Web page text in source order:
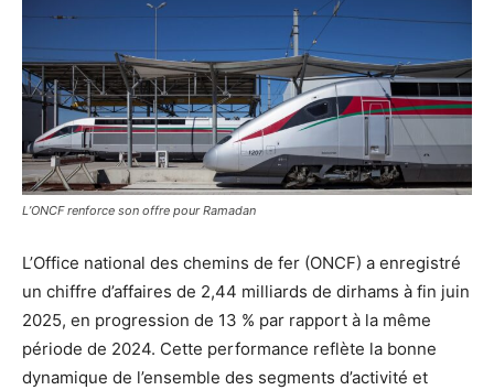
L’ONCF renforce son offre pour Ramadan
L’Office national des chemins de fer (ONCF) a enregistré
un chiffre d’affaires de 2,44 milliards de dirhams à fin juin
2025, en progression de 13 % par rapport à la même
période de 2024. Cette performance reflète la bonne
dynamique de l’ensemble des segments d’activité et